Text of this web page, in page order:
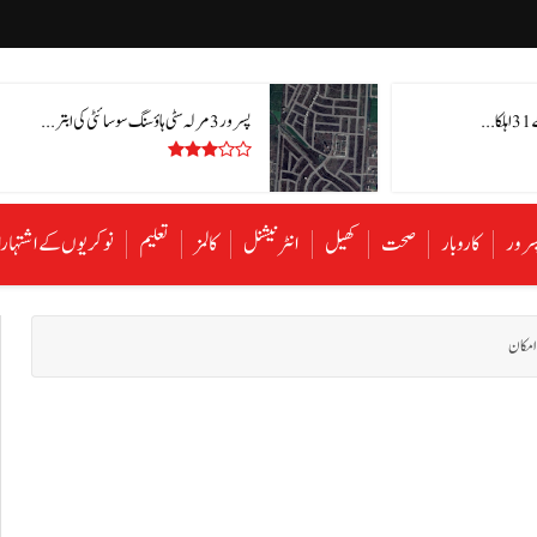
پسرور 3 مرلہ سٹی ہاؤسنگ سوسائٹی کی ابتر ...
کاروبار صحت کھیل انٹرنیشنل کالمز تعلیم نوکریوں کے